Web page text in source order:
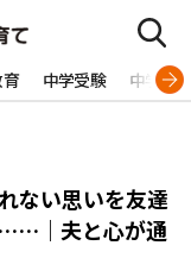
中学受験 中学生
ない思いを友達
……｜夫と心が通